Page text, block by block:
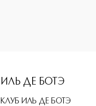
ИЛЬ ДЕ БОТЭ
КЛУБ ИЛЬ ДЕ БОТЭ